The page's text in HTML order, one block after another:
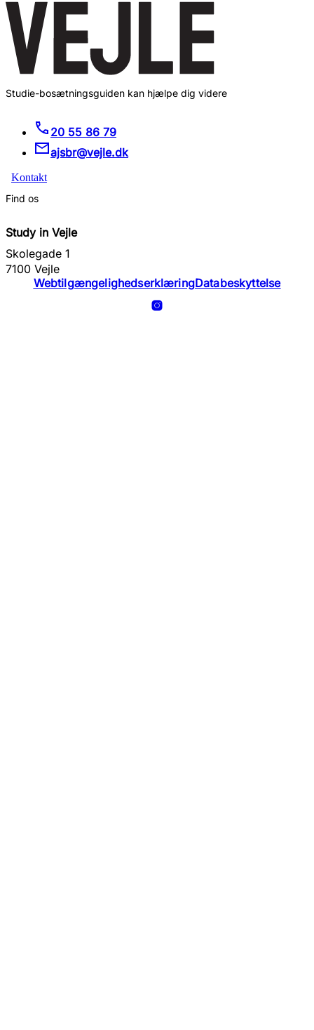
Studie-bosætningsguiden kan hjælpe dig videre
20 55 86 79
ajsbr@vejle.dk
Kontakt
Find os
Study in Vejle
Skolegade 1
7100 Vejle
WebtilgængelighedserklæringDatabeskyttelse